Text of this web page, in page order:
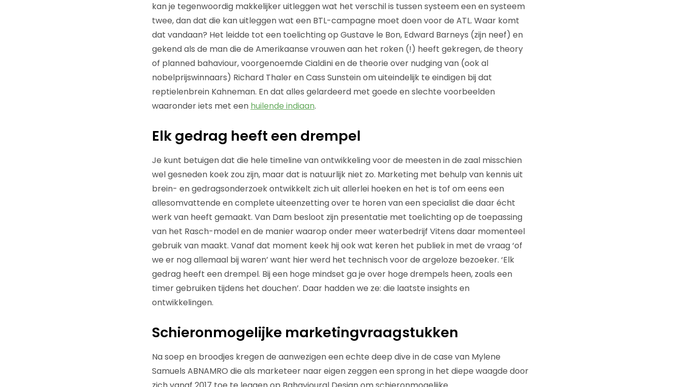
kan je tegenwoordig makkelijker uitleggen wat het verschil is tussen systeem een en systeem
twee, dan dat die kan uitleggen wat een BTL-campagne moet doen voor de ATL. Waar komt
dat vandaan? Het leidde tot een toelichting op Gustave le Bon, Edward Barneys (zijn neef) en
gekend als de man die de Amerikaanse vrouwen aan het roken (!) heeft gekregen, de theory
of planned bahaviour, voorgenoemde Cialdini en de theorie over nudging van (ook al
nobelprijswinnaars) Richard Thaler en Cass Sunstein om uiteindelijk te eindigen bij dat
reptielenbrein Kahneman. En dat alles gelardeerd met goede en slechte voorbeelden
waaronder iets met een huilende indiaan.
Elk gedrag heeft een drempel
Je kunt betuigen dat die hele timeline van ontwikkeling voor de meesten in de zaal misschien
wel gesneden koek zou zijn, maar dat is natuurlijk niet zo. Marketing met behulp van kennis uit
brein- en gedragsonderzoek ontwikkelt zich uit allerlei hoeken en het is tof om eens een
allesomvattende en complete uiteenzetting over te horen van een specialist die daar écht
werk van heeft gemaakt. Van Dam besloot zijn presentatie met toelichting op de toepassing
van het Rasch-model en de manier waarop onder meer waterbedrijf Vitens daar momenteel
gebruik van maakt. Vanaf dat moment keek hij ook wat keren het publiek in met de vraag ‘of
we er nog allemaal bij waren’ want hier werd het technisch voor de argeloze bezoeker. ‘Elk
gedrag heeft een drempel. Bij een hoge mindset ga je over hoge drempels heen, zoals een
timer gebruiken tijdens het douchen’. Daar hadden we ze: die laatste insights en
ontwikkelingen.
Schieronmogelijke marketingvraagstukken
Na soep en broodjes kregen de aanwezigen een echte deep dive in de case van Mylene
Samuels ABNAMRO die als marketeer naar eigen zeggen een sprong in het diepe waagde door